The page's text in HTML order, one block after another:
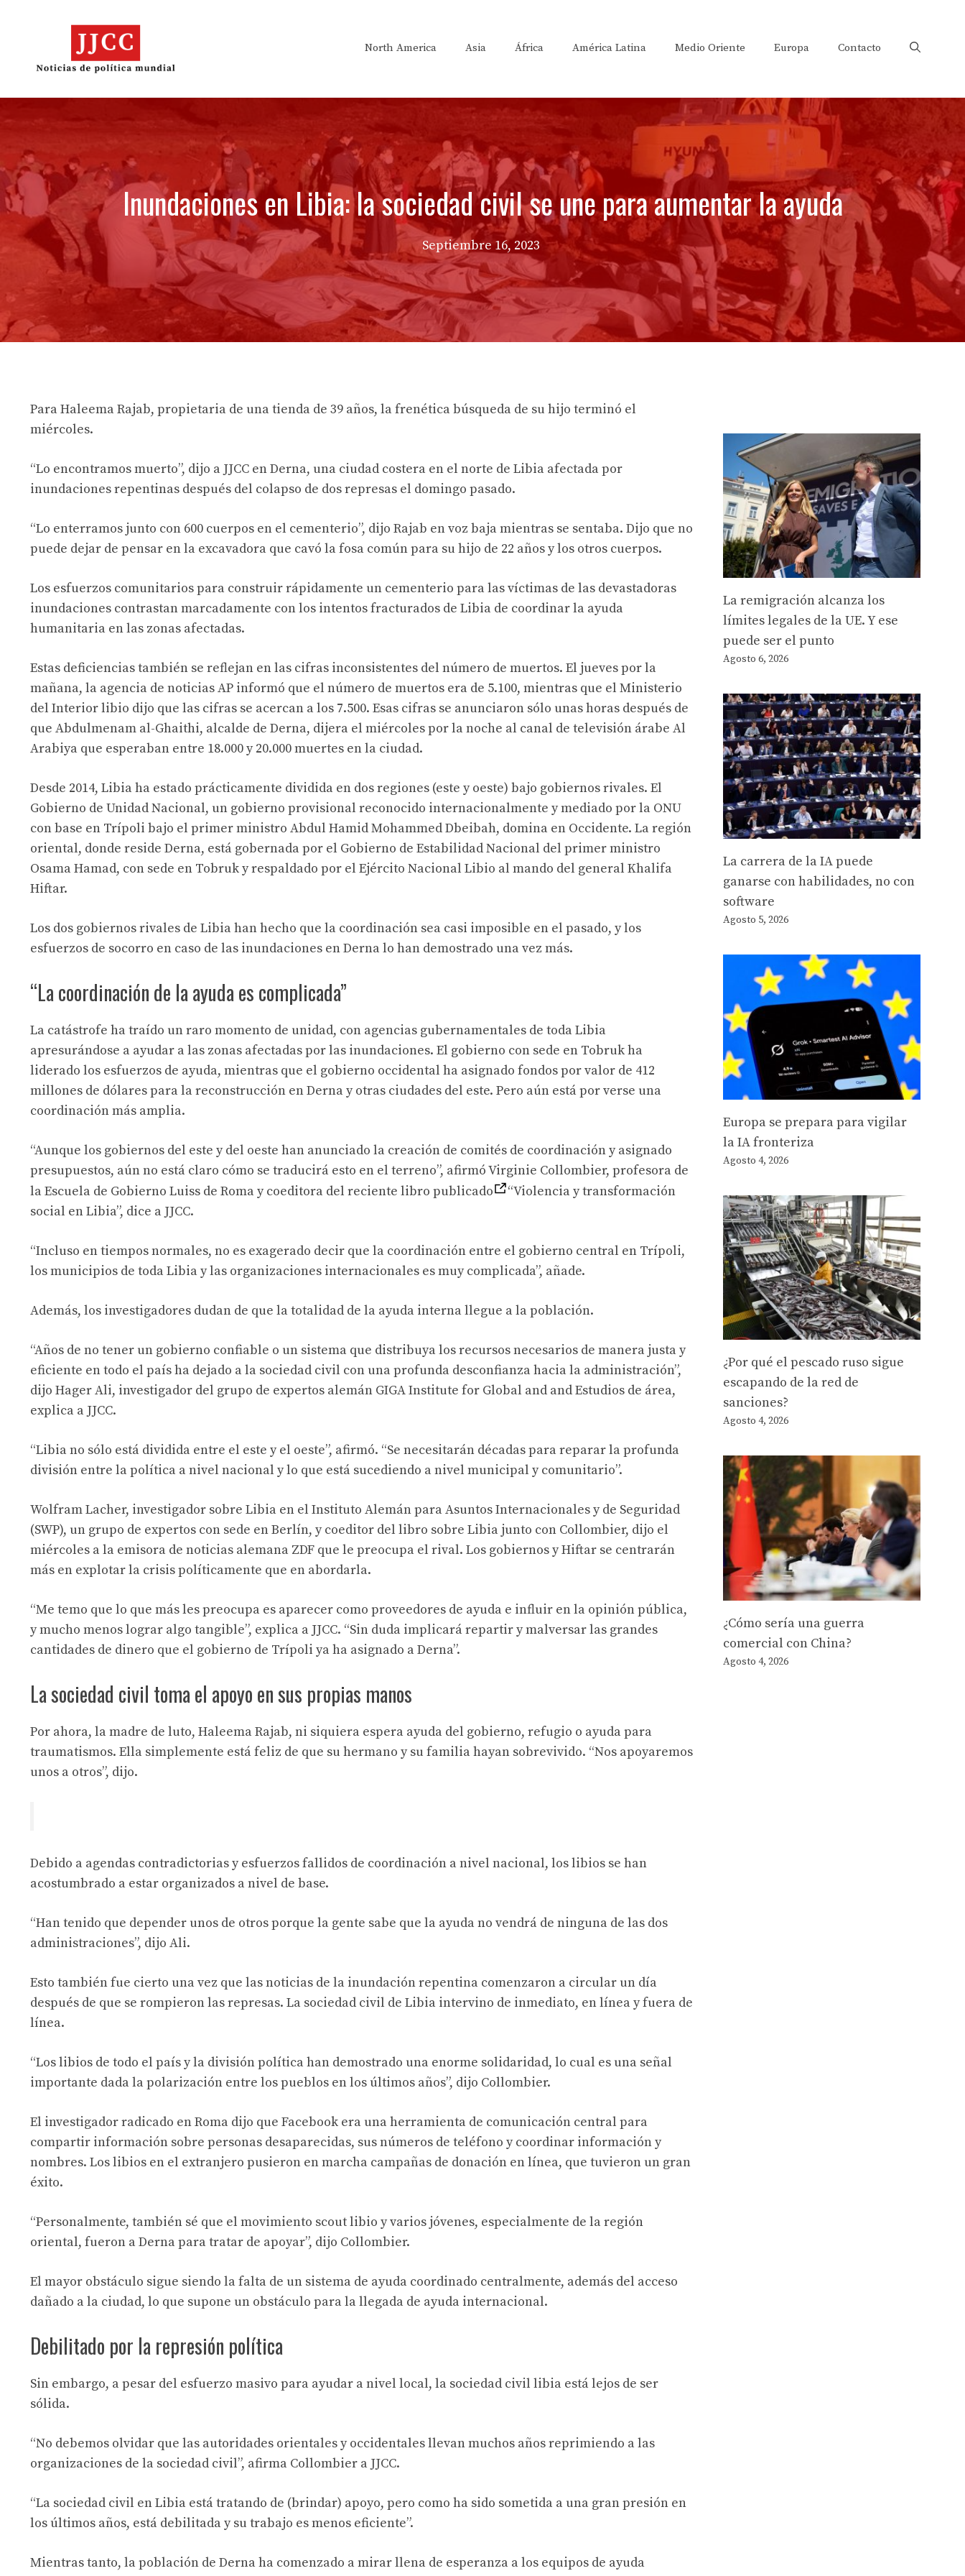
North America Asia África América Latina Medio Oriente Europa Contacto
Inundaciones en Libia: la sociedad civil se une para aumentar la ayuda
Septiembre 16, 2023
Para Haleema Rajab, propietaria de una tienda de 39 años, la frenética búsqueda de su hijo terminó el
miércoles.
“Lo encontramos muerto”, dijo a JJCC en Derna, una ciudad costera en el norte de Libia afectada por
inundaciones repentinas después del colapso de dos represas el domingo pasado.
“Lo enterramos junto con 600 cuerpos en el cementerio”, dijo Rajab en voz baja mientras se sentaba. Dijo que no
puede dejar de pensar en la excavadora que cavó la fosa común para su hijo de 22 años y los otros cuerpos.
Los esfuerzos comunitarios para construir rápidamente un cementerio para las víctimas de las devastadoras
inundaciones contrastan marcadamente con los intentos fracturados de Libia de coordinar la ayuda
humanitaria en las zonas afectadas.
Estas deficiencias también se reflejan en las cifras inconsistentes del número de muertos. El jueves por la
mañana, la agencia de noticias AP informó que el número de muertos era de 5.100, mientras que el Ministerio
del Interior libio dijo que las cifras se acercan a los 7.500. Esas cifras se anunciaron sólo unas horas después de
que Abdulmenam al-Ghaithi, alcalde de Derna, dijera el miércoles por la noche al canal de televisión árabe Al
Arabiya que esperaban entre 18.000 y 20.000 muertes en la ciudad.
Desde 2014, Libia ha estado prácticamente dividida en dos regiones (este y oeste) bajo gobiernos rivales. El
Gobierno de Unidad Nacional, un gobierno provisional reconocido internacionalmente y mediado por la ONU
con base en Trípoli bajo el primer ministro Abdul Hamid Mohammed Dbeibah, domina en Occidente. La región
oriental, donde reside Derna, está gobernada por el Gobierno de Estabilidad Nacional del primer ministro
Osama Hamad, con sede en Tobruk y respaldado por el Ejército Nacional Libio al mando del general Khalifa
Hiftar.
Los dos gobiernos rivales de Libia han hecho que la coordinación sea casi imposible en el pasado, y los
esfuerzos de socorro en caso de las inundaciones en Derna lo han demostrado una vez más.
“La coordinación de la ayuda es complicada”
La catástrofe ha traído un raro momento de unidad, con agencias gubernamentales de toda Libia
apresurándose a ayudar a las zonas afectadas por las inundaciones. El gobierno con sede en Tobruk ha
liderado los esfuerzos de ayuda, mientras que el gobierno occidental ha asignado fondos por valor de 412
millones de dólares para la reconstrucción en Derna y otras ciudades del este. Pero aún está por verse una
coordinación más amplia.
“Aunque los gobiernos del este y del oeste han anunciado la creación de comités de coordinación y asignado
presupuestos, aún no está claro cómo se traducirá esto en el terreno”, afirmó Virginie Collombier, profesora de
la Escuela de Gobierno Luiss de Roma y coeditora del reciente libro publicado
“Violencia y transformación
social en Libia”, dice a JJCC.
“Incluso en tiempos normales, no es exagerado decir que la coordinación entre el gobierno central en Trípoli,
los municipios de toda Libia y las organizaciones internacionales es muy complicada”, añade.
Además, los investigadores dudan de que la totalidad de la ayuda interna llegue a la población.
“Años de no tener un gobierno confiable o un sistema que distribuya los recursos necesarios de manera justa y
eficiente en todo el país ha dejado a la sociedad civil con una profunda desconfianza hacia la administración”,
dijo Hager Ali, investigador del grupo de expertos alemán GIGA Institute for Global and and Estudios de área,
explica a JJCC.
“Libia no sólo está dividida entre el este y el oeste”, afirmó. “Se necesitarán décadas para reparar la profunda
división entre la política a nivel nacional y lo que está sucediendo a nivel municipal y comunitario”.
Wolfram Lacher, investigador sobre Libia en el Instituto Alemán para Asuntos Internacionales y de Seguridad
(SWP), un grupo de expertos con sede en Berlín, y coeditor del libro sobre Libia junto con Collombier, dijo el
miércoles a la emisora ​​​​de noticias alemana ZDF que le preocupa el rival. Los gobiernos y Hiftar se centrarán
más en explotar la crisis políticamente que en abordarla.
“Me temo que lo que más les preocupa es aparecer como proveedores de ayuda e influir en la opinión pública,
y mucho menos lograr algo tangible”, explica a JJCC. “Sin duda implicará repartir y malversar las grandes
cantidades de dinero que el gobierno de Trípoli ya ha asignado a Derna”.
La sociedad civil toma el apoyo en sus propias manos
Por ahora, la madre de luto, Haleema Rajab, ni siquiera espera ayuda del gobierno, refugio o ayuda para
traumatismos. Ella simplemente está feliz de que su hermano y su familia hayan sobrevivido. “Nos apoyaremos
unos a otros”, dijo.
Debido a agendas contradictorias y esfuerzos fallidos de coordinación a nivel nacional, los libios se han
acostumbrado a estar organizados a nivel de base.
“Han tenido que depender unos de otros porque la gente sabe que la ayuda no vendrá de ninguna de las dos
administraciones”, dijo Ali.
Esto también fue cierto una vez que las noticias de la inundación repentina comenzaron a circular un día
después de que se rompieron las represas. La sociedad civil de Libia intervino de inmediato, en línea y fuera de
línea.
“Los libios de todo el país y la división política han demostrado una enorme solidaridad, lo cual es una señal
importante dada la polarización entre los pueblos en los últimos años”, dijo Collombier.
El investigador radicado en Roma dijo que Facebook era una herramienta de comunicación central para
compartir información sobre personas desaparecidas, sus números de teléfono y coordinar información y
nombres. Los libios en el extranjero pusieron en marcha campañas de donación en línea, que tuvieron un gran
éxito.
“Personalmente, también sé que el movimiento scout libio y varios jóvenes, especialmente de la región
oriental, fueron a Derna para tratar de apoyar”, dijo Collombier.
El mayor obstáculo sigue siendo la falta de un sistema de ayuda coordinado centralmente, además del acceso
dañado a la ciudad, lo que supone un obstáculo para la llegada de ayuda internacional.
Debilitado por la represión política
Sin embargo, a pesar del esfuerzo masivo para ayudar a nivel local, la sociedad civil libia está lejos de ser
sólida.
“No debemos olvidar que las autoridades orientales y occidentales llevan muchos años reprimiendo a las
organizaciones de la sociedad civil”, afirma Collombier a JJCC.
“La sociedad civil en Libia está tratando de (brindar) apoyo, pero como ha sido sometida a una gran presión en
los últimos años, está debilitada y su trabajo es menos eficiente”.
Mientras tanto, la población de Derna ha comenzado a mirar llena de esperanza a los equipos de ayuda
La remigración alcanza los
límites legales de la UE. Y ese
puede ser el punto
Agosto 6, 2026
La carrera de la IA puede
ganarse con habilidades, no con
software
Agosto 5, 2026
Europa se prepara para vigilar
la IA fronteriza
Agosto 4, 2026
¿Por qué el pescado ruso sigue
escapando de la red de
sanciones?
Agosto 4, 2026
¿Cómo sería una guerra
comercial con China?
Agosto 4, 2026